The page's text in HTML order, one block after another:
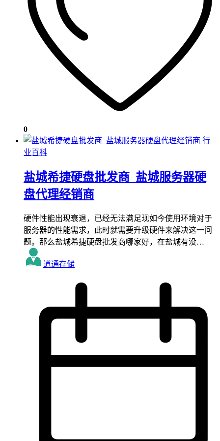
0
行
业百科
盐城希捷硬盘批发商_盐城服务器硬
盘代理经销商
硬件性能出现衰退，已经无法满足现如今使用环境对于
服务器的性能需求，此时就需要升级硬件来解决这一问
题。那么盐城希捷硬盘批发商哪家好，在盐城有没…
道通存储